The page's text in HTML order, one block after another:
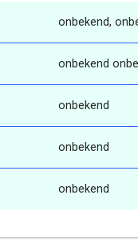
onbekend,
onbekend
onbekend
onbekend
onbekend